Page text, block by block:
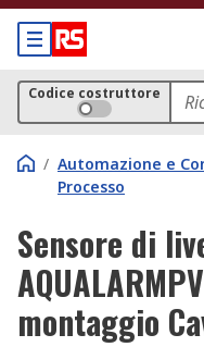
Codice costruttore
/ Automazione e
Processo
Sensore di
montaggio